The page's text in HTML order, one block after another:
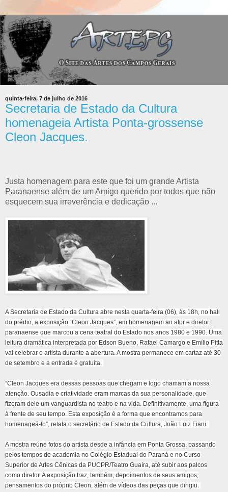
quinta-feira, 7 de julho de 2016
Secretaria de Estado da Cultura
homenageia Artista Ponta-grossense
Cleon Jacques.
Justa homenagem para este que foi um grande Artista
Paranaense além de um Amigo querido por todos que não
esquecem sua irreverência e dedicação ...
A Secretaria de Estado da Cultura abre nesta quarta-feira (06), às 18h, no hall
do prédio, a exposição “Cleon Jacques”, em homenagem ao ator e diretor
paranaense que marcou a cena teatral do Estado nos anos 1980 e 1990. Uma
leitura dramática interpretada por Edson Bueno, Rafael Camargo e Emílio Pitta
vai celebrar o artista durante a abertura. A mostra permanece em cartaz até 30
de setembro e a entrada é gratuita.
“Cleon Jacques era dessas pessoas que chegam e logo chamam a nossa
atenção. Ousadia e criatividade eram marcas da sua personalidade, que
fizeram dele um vanguardista no teatro e na vida. Definitivamente, uma figura
à frente de seu tempo. Esta exposição é a forma que encontramos para
homenageá-lo”, relata o secretário de Estado da Cultura, João Luiz Fiani.
A mostra reúne fotos do artista desde a infância em Ponta Grossa, passando
pelos tempos de academia no Colégio Estadual do Paraná e no Curso
Superior de Artes Cênicas da PUCPR/Teatro Guaíra, até subir aos palcos
como diretor. A exposição traz, também, depoimentos de seus amigos,
pensamentos do próprio Cleon, além de vídeos das peças que dirigiu.